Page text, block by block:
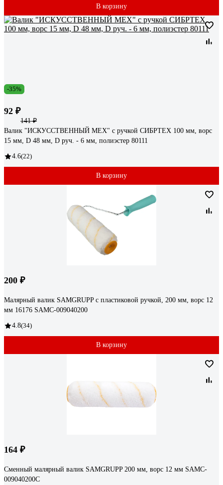
В корзину
-35%
92 ₽
141 ₽
Валик "ИСКУССТВЕННЫЙ МЕХ" с ручкой СИБРТЕХ 100 мм, ворс
15 мм, D 48 мм, D руч. - 6 мм, полиэстер 80111
4.6(22)
В корзину
200 ₽
Малярный валик SAMGRUPP с пластиковой ручкой, 200 мм, ворс 12
мм 16176 SAMC-009040200
4.8(34)
В корзину
164 ₽
Сменный малярный валик SAMGRUPP 200 мм, ворс 12 мм SAMC-
009040200С